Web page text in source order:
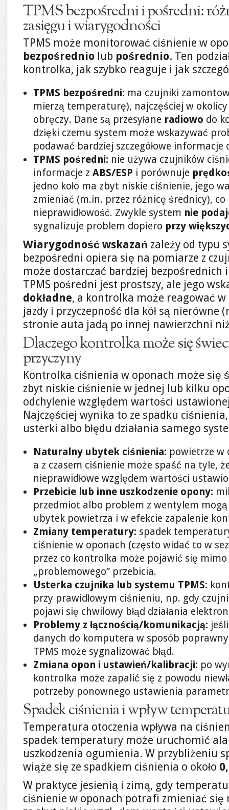
TPMS bezpośredni i pośredni:
zasięgu i wiarygodności
TPMS może monitorować ciśnienie w
bezpośrednio lub pośrednio. Ten
kontrolka, jak szybko reaguje i jak
TPMS bezpośredni: ma czujniki
mierzą temperaturę), najczęściej w
obręczy. Dane są przesyłane radiowo do
dzięki czemu system może wskazywać
podawać bardziej szczegółowe informacje
TPMS pośredni: nie używa czujników
informacje z ABS/ESP i porównuje
jedno koło ma zbyt niskie ciśnienie, jego
zmieniać (m.in. przez różnicę średnicy),
nieprawidłowość. Zwykle system nie
sygnalizuje problem dopiero przy
Wiarygodność wskazań zależy od typu
bezpośredni opiera się na pomiarze z
może dostarczać bardziej
TPMS pośredni jest prostszy, ale jego
dokładne, a kontrolka może reagować
jazdy i przyczepność dla kół są nierówne
stronie auta jadą po innej nawierzchni
Dlaczego kontrolka może się
przyczyny
Kontrolka ciśnienia w oponach może się
zbyt niskie ciśnienie w jednej lub kilku
odchylenie względem wartości
Najczęściej wynika to ze spadku
usterki albo błędu działania samego
Naturalny ubytek ciśnienia: powietrze w
a z czasem ciśnienie może spaść na tyle,
nieprawidłowe względem wartości
Przebicie lub inne uszkodzenie opony:
przedmiot albo problem z wentylem
ubytek powietrza i w efekcie zapalenie
Zmiany temperatury: spadek
ciśnienie w oponach (często widać to w
przez co kontrolka może pojawić się
„problemowego” przebicia.
Usterka czujnika lub systemu TPMS:
przy prawidłowym ciśnieniu, np. gdy
pojawi się chwilowy błąd działania
Problemy z łącznością/komunikacją:
danych do komputera w sposób poprawny
TPMS może sygnalizować błąd.
Zmiana opon i ustawień/kalibracji: po
kontrolka może zapalić się z powodu
potrzeby ponownego ustawienia
Spadek ciśnienia i wpływ
Temperatura otoczenia wpływa na
spadek temperatury może uruchomić
uszkodzenia ogumienia. W przybliżeniu
wiąże się ze spadkiem ciśnienia o około
W praktyce jesienią i zimą, gdy
ciśnienie w oponach potrafi zmieniać się